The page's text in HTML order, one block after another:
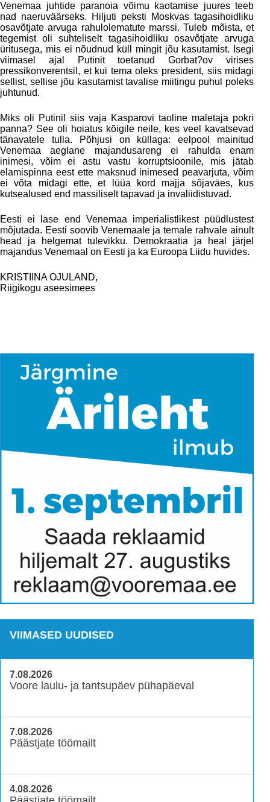
Venemaa juhtide paranoia võimu kaotamise juures teeb
nad naeruväärseks. Hiljuti peksti Moskvas tagasihoidliku
osavõtjate arvuga rahulolematute marssi. Tuleb mõista, et
tegemist oli suhteliselt tagasihoidliku osavõtjate arvuga
üritusega, mis ei nõudnud küll mingit jõu kasutamist. Isegi
viimasel ajal Putinit toetanud Gorbat?ov virises
pressikonverentsil, et kui tema oleks president, siis midagi
sellist, sellise jõu kasutamist tavalise miitingu puhul poleks
juhtunud.
Miks oli Putinil siis vaja Kasparovi taoline maletaja pokri
panna? See oli hoiatus kõigile neile, kes veel kavatsevad
tänavatele tulla. Põhjusi on küllaga: eelpool mainitud
Venemaa aeglane majandusareng ei rahulda enam
inimesi, võim ei astu vastu korruptsioonile, mis jätab
elamispinna eest ette maksnud inimesed peavarjuta, võim
ei võta midagi ette, et lüüa kord majja sõjaväes, kus
kutsealused end massiliselt tapavad ja invaliidistuvad.
Eesti ei lase end Venemaa imperialistlikest püüdlustest
mõjutada. Eesti soovib Venemaale ja temale rahvale ainult
head ja helgemat tulevikku. Demokraatia ja heal järjel
majandus Venemaal on Eesti ja ka Euroopa Liidu huvides.
KRISTIINA OJULAND,
Riigikogu aseesimees
VIIMASED UUDISED
7.08.2026
Voore laulu- ja tantsupäev pühapäeval
7.08.2026
Päästjate töömailt
4.08.2026